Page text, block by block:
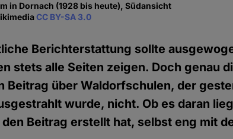
in Dornach (1928 bis heute), Südansicht
CC BY-SA 3.0
Berichterstattung sollte
stets alle Seiten zeigen. Doch genau
Beitrag über Waldorfschulen, der
wurde, nicht. Ob es daran
Beitrag erstellt hat, selbst eng mit